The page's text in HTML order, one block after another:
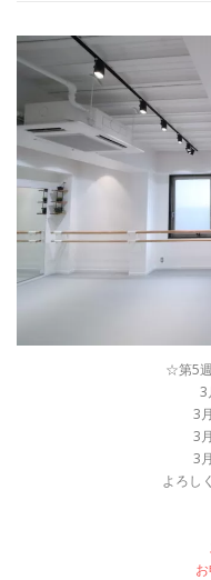
よくあるお問合せ 申し込み
☆第5
3
3
3
3
よろし